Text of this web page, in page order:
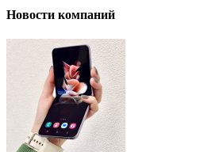
Новости компаний